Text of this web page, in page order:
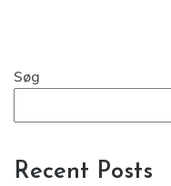
Søg
Recent Posts